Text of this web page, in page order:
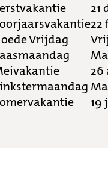
21
22
Vrijdag
26
19